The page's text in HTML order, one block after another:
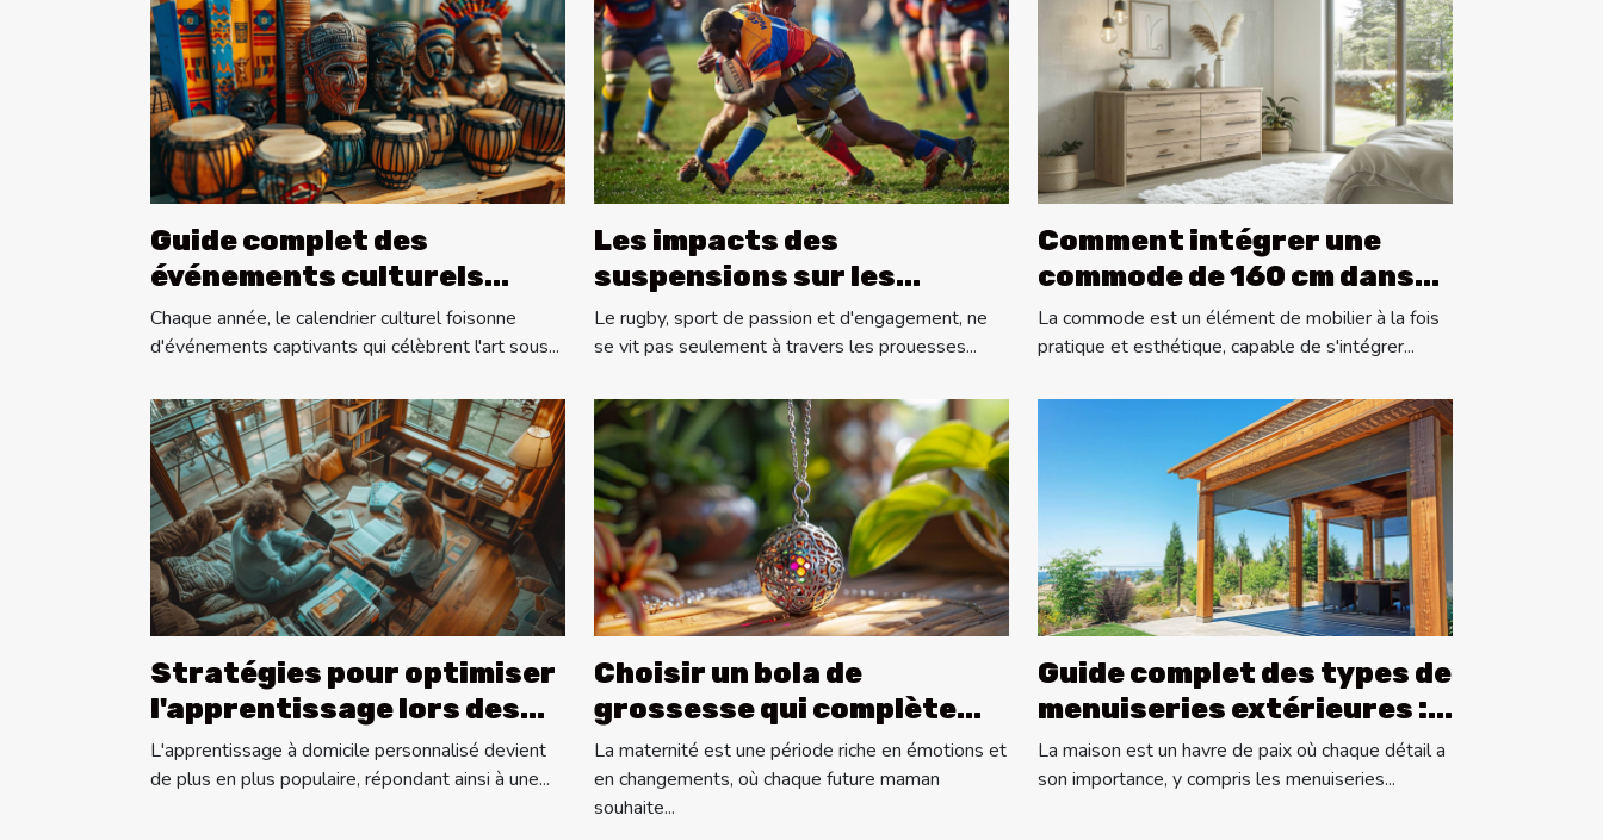
Guide complet des
événements culturels
annuels à ne pas manquer
Chaque année, le calendrier culturel foisonne
d'événements captivants qui célèbrent l'art sous...
Les impacts des
suspensions sur les
performances des équipes
de rugby
Le rugby, sport de passion et d'engagement, ne
se vit pas seulement à travers les prouesses...
Comment intégrer une
commode de 160 cm dans
différents styles de
décoration
La commode est un élément de mobilier à la fois
pratique et esthétique, capable de s'intégrer...
Stratégies pour optimiser
l'apprentissage lors des
cours particuliers à
domicile
L'apprentissage à domicile personnalisé devient
de plus en plus populaire, répondant ainsi à une...
Choisir un bola de
grossesse qui complète
votre style personnel
La maternité est une période riche en émotions et
en changements, où chaque future maman
souhaite...
Guide complet des types de
menuiseries extérieures :
pergolas, portes et volets
La maison est un havre de paix où chaque détail a
son importance, y compris les menuiseries...